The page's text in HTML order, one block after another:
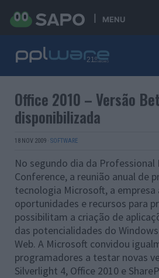
MENU
Office 2010 – Versão
disponibilizada
18 NOV 2009 · SOFTWARE
No segundo dia da Professional
Conference, a reunião anual de
tecnologia Microsoft, a empresa
oportunidades e recursos para
possibilitam a criação de
das potencialidades do
Web. A Microsoft convidou
programadores a testar novas
Silverlight 4, Office 2010 e